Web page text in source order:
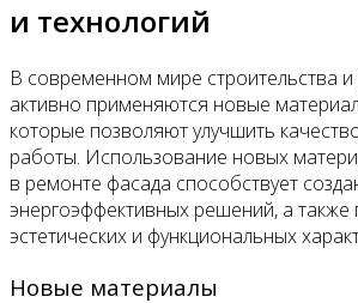
и технологий
В современном мире строительства
активно применяются новые
которые позволяют улучшить
работы. Использование новых
в ремонте фасада способствует
энергоэффективных решений, а
эстетических и функциональных
Новые материалы